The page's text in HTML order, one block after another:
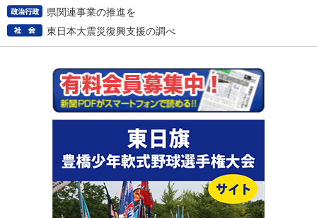
県関連事業の推進を
東日本大震災復興支援の調べ